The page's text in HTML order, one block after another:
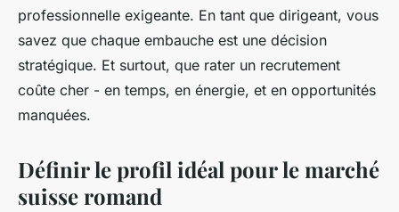
professionnelle exigeante. En tant que dirigeant, vous
savez que chaque embauche est une décision
stratégique. Et surtout, que rater un recrutement
coûte cher - en temps, en énergie, et en opportunités
manquées.
Définir le profil idéal pour le marché
suisse romand